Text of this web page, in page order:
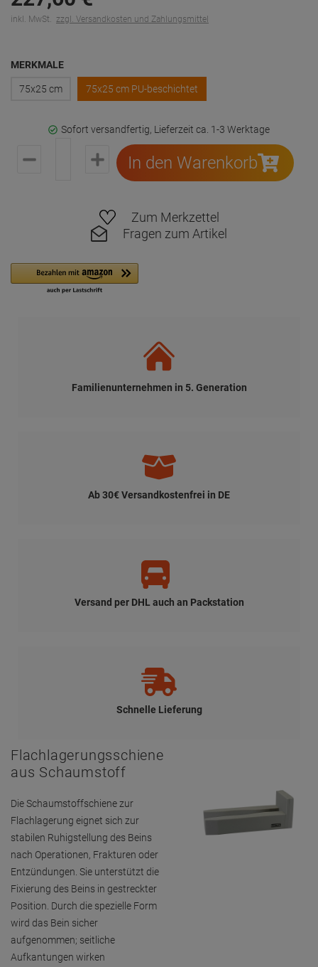
inkl. MwSt. zzgl. Versandkosten und Zahlungsmittel
MERKMALE
75x25 cm 75x25 cm PU-beschichtet
Sofort versandfertig, Lieferzeit ca. 1-3 Werktage
In den Warenkorb
Zum Merkzettel
Fragen zum Artikel
Familienunternehmen in 5. Generation
Ab 30€ Versandkostenfrei in DE
Versand per DHL auch an Packstation
Schnelle Lieferung
Flachlagerungsschiene
aus Schaumstoff
Die Schaumstoffschiene zur
Flachlagerung eignet sich zur
stabilen Ruhigstellung des Beins
nach Operationen, Frakturen oder
Entzündungen. Sie unterstützt die
Fixierung des Beins in gestreckter
Position. Durch die spezielle Form
wird das Bein sicher
aufgenommen; seitliche
Aufkantungen wirken